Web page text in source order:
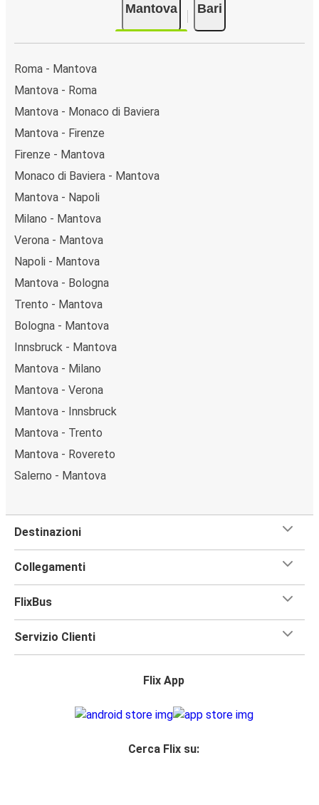
Mantova Bari
Roma - Mantova
Mantova - Roma
Mantova - Monaco di Baviera
Mantova - Firenze
Firenze - Mantova
Monaco di Baviera - Mantova
Mantova - Napoli
Milano - Mantova
Verona - Mantova
Napoli - Mantova
Mantova - Bologna
Trento - Mantova
Bologna - Mantova
Innsbruck - Mantova
Mantova - Milano
Mantova - Verona
Mantova - Innsbruck
Mantova - Trento
Mantova - Rovereto
Salerno - Mantova
Destinazioni
Collegamenti
FlixBus
Servizio Clienti
Flix App
Cerca Flix su: